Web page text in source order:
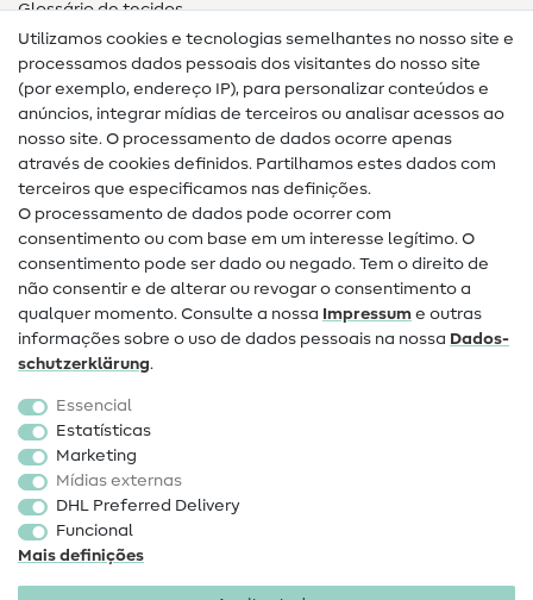
Glossário de tecidos
Guias de costura
Ajuda e contacto
Contacto
Mudança de proprietário
Perguntas frequentes (FAQ)
Direito de cancelamento
Popular
Tecidos
Acessórios de costura
Promoção
Utilizamos cookies e tecnologias semelhantes no nosso site e
processamos dados pessoais dos visitantes do nosso site
(por exemplo, endereço IP), para personalizar conteúdos e
anúncios, integrar mídias de terceiros ou analisar acessos ao
nosso site. O processamento de dados ocorre apenas
através de cookies definidos. Partilhamos estes dados com
terceiros que especificamos nas definições.
O processamento de dados pode ocorrer com
consentimento ou com base em um interesse legítimo. O
consentimento pode ser dado ou negado. Tem o direito de
não consentir e de alterar ou revogar o consentimento a
qualquer momento. Consulte a nossa Impressum e outras
informações sobre o uso de dados pessoais na nossa Dados­
schutz­erklärung.
Essencial
Estatísticas
Marketing
Mídias externas
DHL Preferred Delivery
Funcional
Mais definições